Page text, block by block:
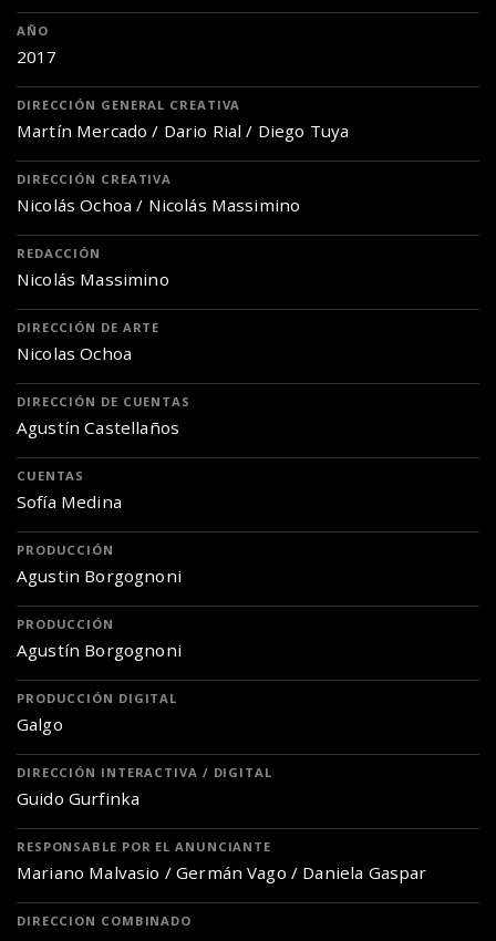
AÑO
2017
DIRECCIÓN GENERAL CREATIVA
Martín Mercado / Dario Rial / Diego Tuya
DIRECCIÓN CREATIVA
Nicolás Ochoa / Nicolás Massimino
REDACCIÓN
Nicolás Massimino
DIRECCIÓN DE ARTE
Nicolas Ochoa
DIRECCIÓN DE CUENTAS
Agustín Castellaños
CUENTAS
Sofía Medina
PRODUCCIÓN
Agustin Borgognoni
PRODUCCIÓN
Agustín Borgognoni
PRODUCCIÓN DIGITAL
Galgo
DIRECCIÓN INTERACTIVA / DIGITAL
Guido Gurfinka
RESPONSABLE POR EL ANUNCIANTE
Mariano Malvasio / Germán Vago / Daniela Gaspar
DIRECCION COMBINADO